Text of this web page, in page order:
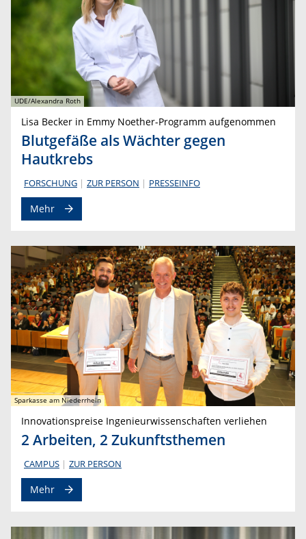
UDE/Alexandra Roth
Lisa Becker in Emmy Noether-Programm aufgenommen
Blutgefäße als Wächter gegen
Hautkrebs
FORSCHUNG ZUR PERSON PRESSEINFO
Mehr
Sparkasse am Niederrhein
Innovationspreise Ingenieurwissenschaften verliehen
2 Arbeiten, 2 Zukunftsthemen
CAMPUS ZUR PERSON
Mehr